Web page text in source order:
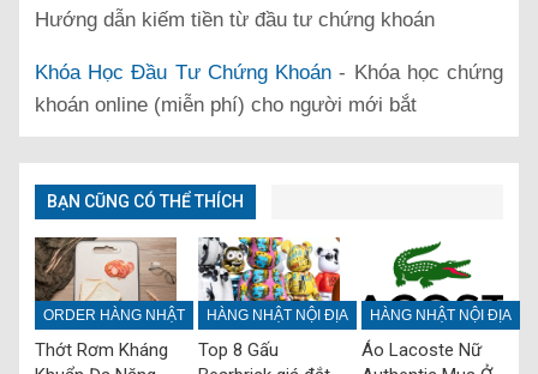
Hướng dẫn kiếm tiền từ đầu tư chứng khoán
Khóa Học Đầu Tư Chứng Khoán - Khóa học chứng
khoán online (miễn phí) cho người mới bắt
BẠN CŨNG CÓ THỂ THÍCH
ORDER HÀNG NHẬT
Thớt Rơm Kháng
HÀNG NHẬT NỘI ĐỊA
Top 8 Gấu
HÀNG NHẬT NỘI ĐỊA
Áo Lacoste Nữ